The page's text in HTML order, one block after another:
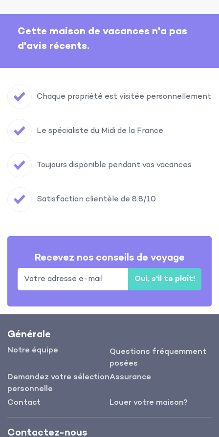
Cette maison de vacances n'a pas
d'avis récents.
Chaque propriété est visitée personnellement
Le spécialiste du Midi de la France
Toujours disponible pendant vos vacances
Satisfaction clientèle de 8.8/10
Recevez nos conseils de voyage
Oui, s'il te plaît!
Générale
Notre équipe
Questions fréquemment
posées
Demandez votre sélection
personnelle
Assurance
Contact Louer votre maison?
Contactez-nous